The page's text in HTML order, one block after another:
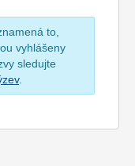
to,
vyhlášeny
sledujte
.